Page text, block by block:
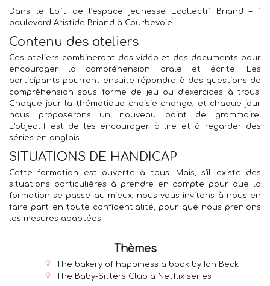
Dans le Loft de l’espace jeunesse Ecollectif Briand – 1
boulevard Aristide Briand à Courbevoie
Contenu des ateliers
Ces ateliers combineront des vidéo et des documents pour
encourager la compréhension orale et écrite. Les
participants pourront ensuite répondre à des questions de
compréhension sous forme de jeu ou d’exercices à trous.
Chaque jour la thématique choisie change, et chaque jour
nous proposerons un nouveau point de grammaire.
L’objectif est de les encourager à lire et à regarder des
séries en anglais
SITUATIONS DE HANDICAP
Cette formation est ouverte à tous. Mais, s’il existe des
situations particulières à prendre en compte pour que la
formation se passe au mieux, nous vous invitons à nous en
faire part en toute confidentialité, pour que nous prenions
les mesures adaptées.
Thèmes
The bakery of happiness a book by Ian Beck
The Baby-Sitters Club a Netflix series